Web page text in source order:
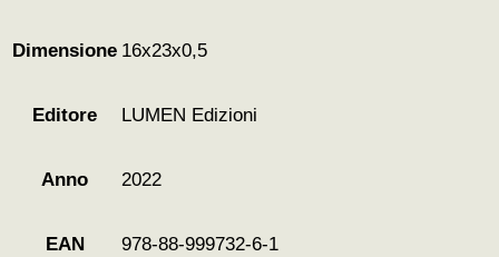
Dimensione 16x23x0,5
Editore LUMEN Edizioni
Anno 2022
EAN 978-88-999732-6-1